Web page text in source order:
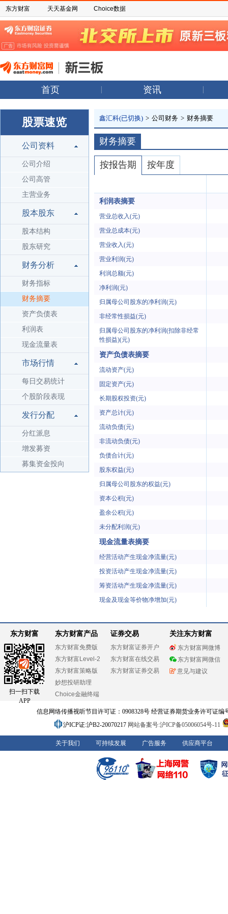
东方财富 天天基金网 Choice数据
首页 资讯
股票速览
公司资料
公司介绍
公司高管
主营业务
股本股东
股本结构
股东研究
财务分析
财务指标
财务摘要
资产负债表
利润表
现金流量表
市场行情
每日交易统计
个股阶段表现
发行分配
分红派息
增发募资
募集资金投向
鑫汇科(已切换) > 公司财务 > 财务摘要
财务摘要
按报告期 按年度
利润表摘要
营业总收入(元)
营业总成本(元)
营业收入(元)
营业利润(元)
利润总额(元)
净利润(元)
归属母公司股东的净利润(元)
非经常性损益(元)
归属母公司股东的净利润(扣除非经常
性损益)(元)
资产负债表摘要
流动资产(元)
固定资产(元)
长期股权投资(元)
资产总计(元)
流动负债(元)
非流动负债(元)
负债合计(元)
股东权益(元)
归属母公司股东的权益(元)
资本公积(元)
盈余公积(元)
未分配利润(元)
现金流量表摘要
经营活动产生现金净流量(元)
投资活动产生现金净流量(元)
筹资活动产生现金净流量(元)
现金及现金等价物净增加(元)
东方财富
扫一扫下载
APP
东方财富产品
东方财富免费版
东方财富Level-2
东方财富策略版
妙想投研助理
Choice金融终端
证券交易
东方财富证券开户
东方财富在线交易
东方财富证券交易
关注东方财富
东方财富网微博
东方财富网微信
意见与建议
信息网络传播视听节目许可证：0908328号 经营证券期货业务许可证编
沪ICP证:沪B2-20070217 网站备案号:沪ICP备05006054号-11
关于我们 可持续发展 广告服务 供应商平台